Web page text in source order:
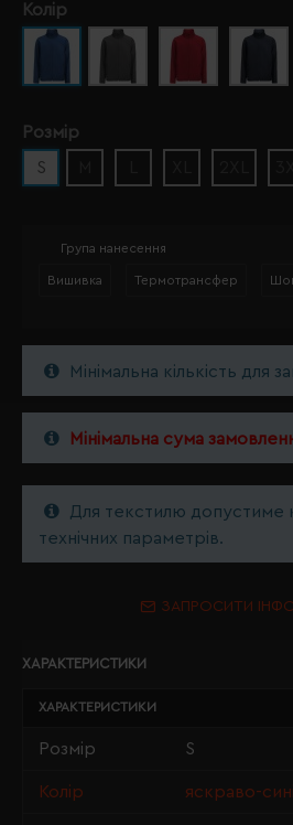
Колір
Розмір
S
Група нанесення
Вишивка Термотрансфер
Мінімальна кількість для
Мінімальна сума
Для текстилю допустиме
технічних параметрів.
ЗАПРОСИТИ
ХАРАКТЕРИСТИКИ
ХАРАКТЕРИСТИКИ
Розмір S
Колір яскраво-